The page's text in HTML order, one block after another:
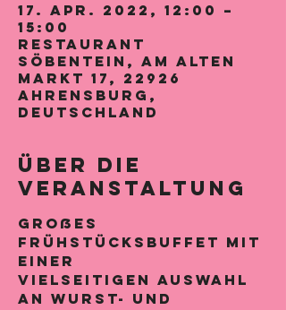
17. Apr. 2022, 12:00 –
15:00
Restaurant
Söbentein, Am Alten
Markt 17, 22926
Ahrensburg,
Deutschland
Über die
Veranstaltung
Großes
Frühstücksbuffet mit
einer
Vielseitigen Auswahl
an Wurst- und